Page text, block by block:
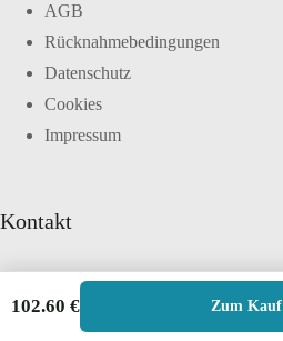
AGB
Rücknahmebedingungen
Datenschutz
Cookies
Impressum
Kontakt
02 59 16 33 97
102.60 € Zum Kauf